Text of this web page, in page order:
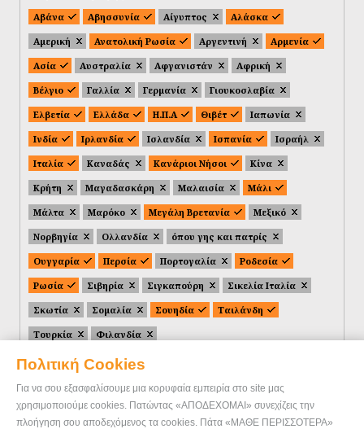
Πολιτική Cookies
Για να σου εξασφαλίσουμε μια κορυφαία εμπειρία στο site μας
χρησιμοποιούμε cookies. Πατώντας «ΑΠΟΔΕΧΟΜΑΙ» συνεχίζεις την
πλοήγηση σου αποδεχόμενος τα cookies. Πάτα «ΜΑΘΕ ΠΕΡΙΣΣΟΤΕΡΑ»
Αβάνα Αβησσυνία Αίγυπτος
Αλάσκα
Αμερική
Ανατολική Ρωσία Αργεντινή
Αρμενία
Ασία
Αυστραλία Αφγανιστάν
Αφρική
Βέλγιο
Γαλλία Γερμανία
Γιουκοσλαβία
Ελβετία
Ελλάδα Η.Π.Α Θιβέτ
Ιαπωνία
Ινδία
Ιρλανδία Ισλανδία Ισπανία
Ισραήλ
Ιταλία
Καναδάς Κανάριοι Νήσοι
Κίνα
Κρήτη
Μαγαδασκάρη Μαλαισία
Μάλι
Μάλτα
Μαρόκο Μεγάλη Βρετανία
Μεξικό
Νορβηγία
Ολλανδία
όπου γης και πατρίς
Ουγγαρία
Περσία Πορτογαλία
Ροδεσία
Ρωσία
Σιβηρία Σιγκαπούρη
Σικελία Ιταλία
Σκωτία
Σομαλία Σουηδία
Ταιλάνδη
Τουρκία
Φιλανδία